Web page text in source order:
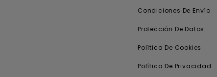
Condiciones De Envío
Protección De Datos
Política De Cookies
Política De Privacidad